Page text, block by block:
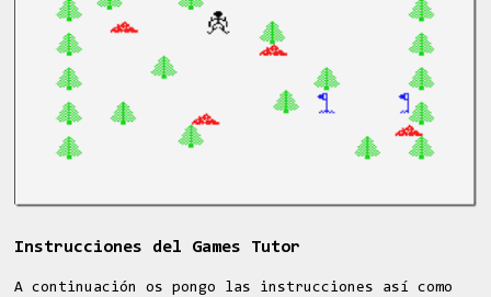
Instrucciones del Games Tutor
A continuación os pongo las instrucciones así como